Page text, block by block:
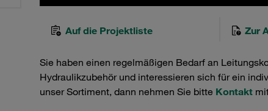
Auf die Projektliste Zur
Sie haben einen regelmäßigen Bedarf an
Hydraulikzubehör und interessieren sich für ein
unser Sortiment, dann nehmen Sie bitte Kontakt